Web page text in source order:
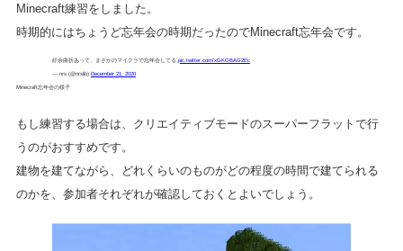
Minecraft練習をしました。
時期的にはちょうど忘年会の時期だったのでMinecraft忘年会です。
紆余曲折あって、まさかのマイクラで忘年会してる pic.twitter.com/xGKOBAG2Ec
— nrs (@nrslib) December 21, 2020
Minecraft忘年会の様子
もし練習する場合は、クリエイティブモードのスーパーフラットで行
うのがおすすめです。
建物を建てながら、どれくらいのものがどの程度の時間で建てられる
のかを、参加者それぞれが確認しておくとよいでしょう。